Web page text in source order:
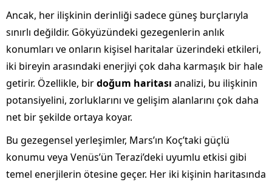
Ancak, her ilişkinin derinliği sadece güneş burçlarıyla
sınırlı değildir. Gökyüzündeki gezegenlerin anlık
konumları ve onların kişisel haritalar üzerindeki etkileri,
iki bireyin arasındaki enerjiyi çok daha karmaşık bir hale
getirir. Özellikle, birdoğum haritası analizi, bu ilişkinin
potansiyelini, zorluklarını ve gelişim alanlarını çok daha
net bir şekilde ortaya koyar.
Bu gezegensel yerleşimler, Mars’ın Koç’taki güçlü
konumu veya Venüs’ün Terazi’deki uyumlu etkisi gibi
temel enerjilerin ötesine geçer. Her iki kişinin haritasında